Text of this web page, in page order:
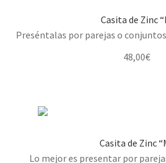
Casita de Zinc
Preséntalas por parejas o
48,00€
Casita de Zinc
Lo mejor es presentar por